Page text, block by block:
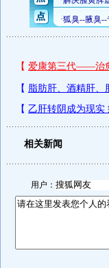
相关新闻
用户：